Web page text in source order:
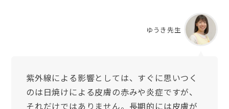
ゆうき先生
紫外線による影響としては、すぐに思いつく
のは日焼けによる皮膚の赤みや炎症ですが、
それだけではありません。長期的には皮膚が